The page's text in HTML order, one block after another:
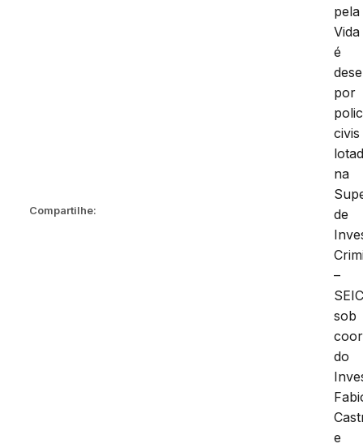
Compartilhe:
pela
Vida
é
por
civis
na
de
–
sob
do
e